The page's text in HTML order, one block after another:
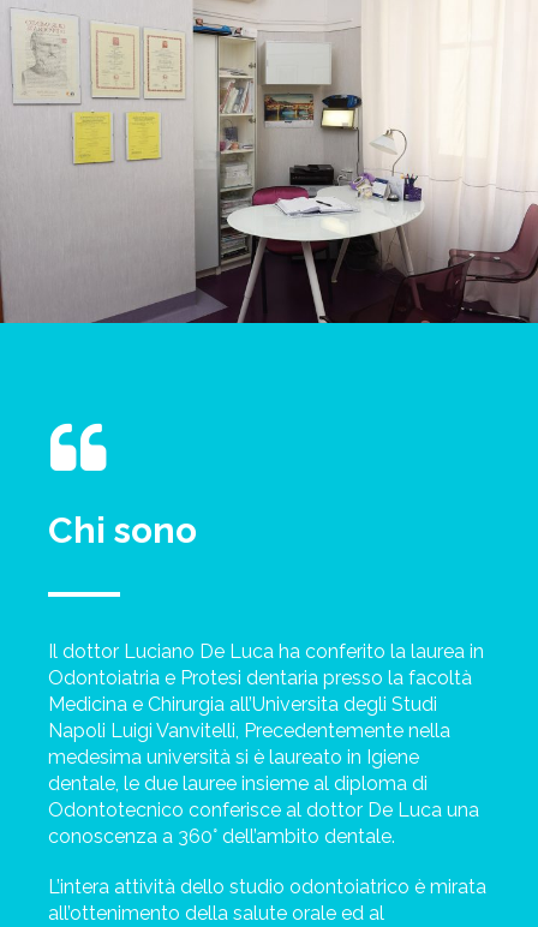
Chi sono
Il dottor Luciano De Luca ha conferito la laurea in
Odontoiatria e Protesi dentaria presso la facoltà
Medicina e Chirurgia all’Universita degli Studi
Napoli Luigi Vanvitelli, Precedentemente nella
medesima università si è laureato in Igiene
dentale, le due lauree insieme al diploma di
Odontotecnico conferisce al dottor De Luca una
conoscenza a 360° dell’ambito dentale.
L’intera attività dello studio odontoiatrico è mirata
all’ottenimento della salute orale ed al